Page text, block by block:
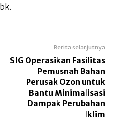
Berita selanjutnya
SIG Operasikan Fasilitas
Pemusnah Bahan
Perusak Ozon untuk
Bantu Minimalisasi
Dampak Perubahan
Iklim